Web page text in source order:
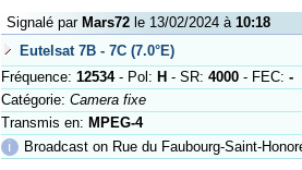
Signalé par Mars72le 13/02/2024 à 10:18
Eutelsat 7B - 7C (7.0°E)
Fréquence: 12534- Pol: H - SR: 4000- FEC: -
Catégorie: Camera fixe
Transmis en: MPEG-4
ℹ
Broadcast on Rue du Faubourg-Saint-